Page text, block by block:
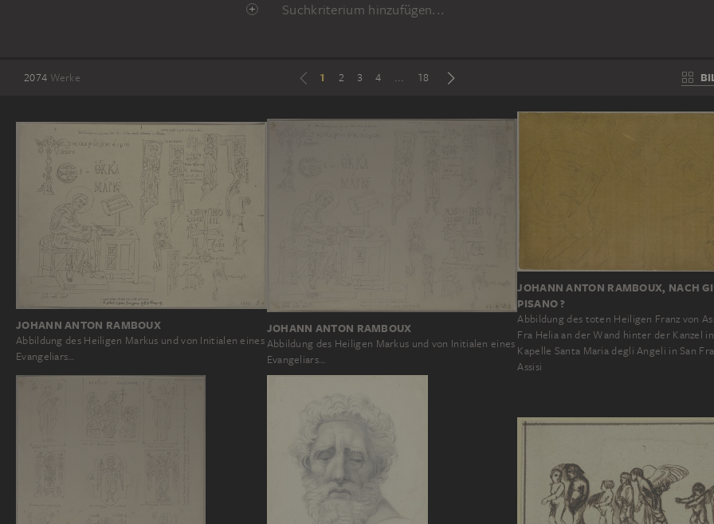
Suchkriterium hinzufügen...
2074 Werke 1 2 3 4 ... 18
JOHANN ANTON RAMBOUX
Abbildung des Heiligen Markus und von Initialen eines
Evangeliars…
JOHANN ANTON RAMBOUX
Abbildung des Heiligen Markus und von Initialen eines
Evangeliars…
JOHANN ANTON RAMBOUX, NACH
PISANO ?
Abbildung des toten Heiligen Franz von
Fra Helia an der Wand hinter der Kanzel
Kapelle Santa Maria degli Angeli in San
Assisi